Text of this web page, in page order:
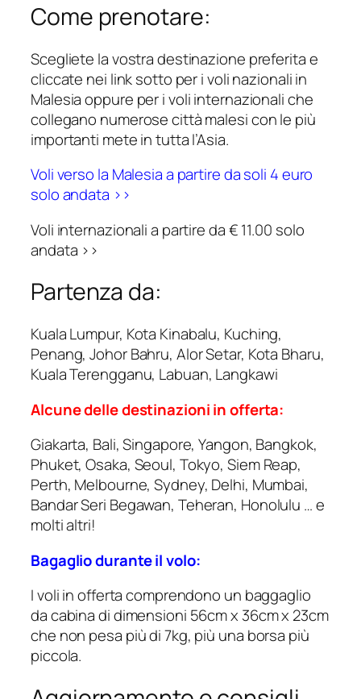
Come prenotare:
Scegliete la vostra destinazione preferita e
cliccate nei link sotto per i voli nazionali in
Malesia oppure per i voli internazionali che
collegano numerose città malesi con le più
importanti mete in tutta l’Asia.
Voli verso la Malesia a partire da soli 4 euro
solo andata >>
Voli internazionali a partire da € 11.00 solo
andata >>
Partenza da:
Kuala Lumpur, Kota Kinabalu, Kuching,
Penang, Johor Bahru, Alor Setar, Kota Bharu,
Kuala Terengganu, Labuan, Langkawi
Alcune delle destinazioni in offerta:
Giakarta, Bali, Singapore, Yangon, Bangkok,
Phuket, Osaka, Seoul, Tokyo, Siem Reap,
Perth, Melbourne, Sydney, Delhi, Mumbai,
Bandar Seri Begawan, Teheran, Honolulu … e
molti altri!
Bagaglio durante il volo:
I voli in offerta comprendono un baggaglio
da cabina di dimensioni 56cm x 36cm x 23cm
che non pesa più di 7kg, più una borsa più
piccola.